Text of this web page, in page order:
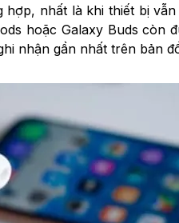
nhất là khi thiết bị
hoặc Galaxy Buds còn
nhận gần nhất trên bản